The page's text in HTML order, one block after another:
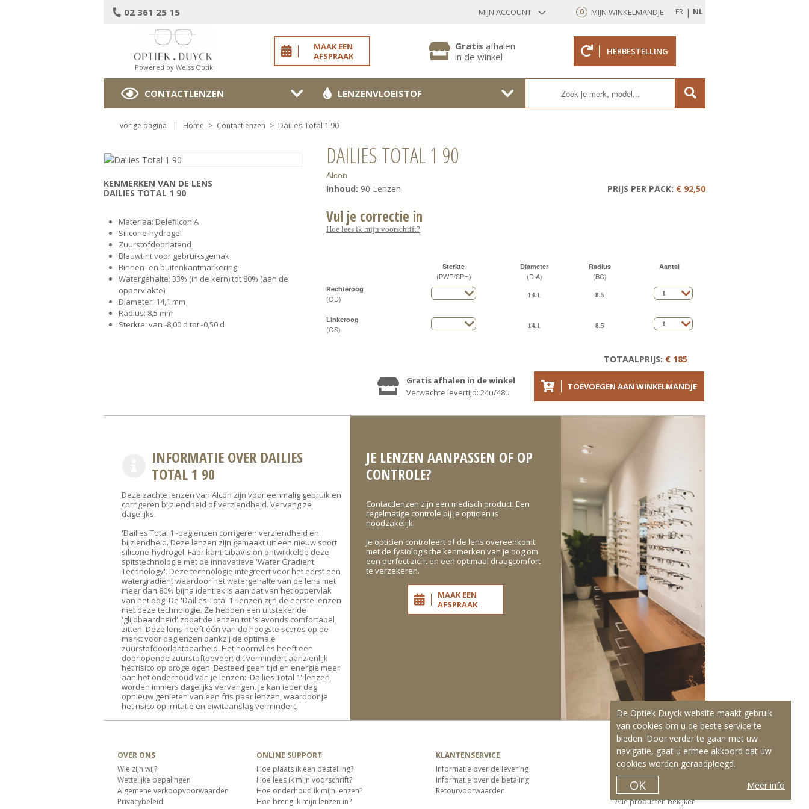
02 361 25 15 MIJN ACCOUNT
INLOGGEN BESTAANDE KLANT
wachtwoord
NIEUWE KLANT
0 MIJN WINKELMANDJE FR | NL
Powered by Weiss Optik
MAAK EEN
AFSPRAAK
Gratis afhalen
in de winkel
HERBESTELLING
CONTACTLENZEN LENZENVLOEISTOF
vorige pagina | Home > Contactlenzen > Dailies Total 1 90
DAILIES TOTAL 1 90
Alcon
Inhoud: 90 Lenzen PRIJS PER PACK: € 92,50
Vul je correctie in
Hoe lees ik mijn voorschrift?
Sterkte
(PWR/SPH)
Diameter
(DIA)
Radius
(BC)
Aantal
Rechteroog
(OD)
Linkeroog
(OS)
TOTAALPRIJS: € 185
TOEVOEGEN AAN WINKELMANDJE
Gratis afhalen in de winkel
Verwachte levertijd: 24u/48u
KENMERKEN VAN DE LENS
DAILIES TOTAL 1 90
Materiaa: Delefilcon A
Silicone-hydrogel
Zuurstofdoorlatend
Blauwtint voor gebruiksgemak
Binnen- en buitenkantmarkering
Watergehalte: 33% (in de kern) tot 80% (aan de
oppervlakte)
Diameter: 14,1 mm
Radius: 8,5 mm
Sterkte: van -8,00 d tot -0,50 d
INFORMATIE OVER DAILIES
TOTAL 1 90
Deze zachte lenzen van Alcon zijn voor eenmalig gebruik en
corrigeren bijziendheid of verziendheid. Vervang ze
dagelijks.
'Dailies Total 1'-daglenzen corrigeren verziendheid en
bijziendheid. Deze lenzen zijn gemaakt uit een nieuw soort
silicone-hydrogel. Fabrikant CibaVision ontwikkelde deze
spitstechnologie met de innovatieve 'Water Gradient
Technology'. Deze technologie integreert voor het eerst een
watergradiënt waardoor het watergehalte van de lens met
meer dan 80% bijna identiek is aan dat van het oppervlak
van het oog. De 'Dailies Total 1'-lenzen zijn de eerste lenzen
met deze technologie. Ze hebben een uitstekende
'glijdbaardheid' zodat de lenzen tot 's avonds comfortabel
zitten. Deze lens heeft één van de hoogste scores op de
markt voor daglenzen dankzij de optimale
zuurstofdoorlaatbaarheid. Het hoornvlies heeft een
doorlopende zuurstoftoevoer; dit vermindert aanzienlijk
het risico op droge ogen. Besteed geen tijd en energie meer
aan het onderhoud van je lenzen: 'Dailies Total 1'-lenzen
worden immers dagelijks vervangen. Je kan ieder dag
opnieuw genieten van een fris paar lenzen, waardoor je
het risico op irritatie en eiwitaanslag vermindert.
JE LENZEN AANPASSEN OF OP
CONTROLE?
Contactlenzen zijn een medisch product. Een
regelmatige controle bij je opticien is
noodzakelijk.
Je opticien controleert of de lens overeenkomt
met de fysiologische kenmerken van je oog om
een perfect zicht en een optimaal draagcomfort
te verzekeren.
MAAK EEN
AFSPRAAK
OVER ONS
Wie zijn wij?
Wettelijke bepalingen
Algemene verkoopvoorwaarden
Privacybeleid
ONLINE SUPPORT
Hoe plaats ik een bestelling?
Hoe lees ik mijn voorschrift?
Hoe onderhoud ik mijn lenzen?
Hoe breng ik mijn lenzen in?
KLANTENSERVICE
Informatie over de levering
Informatie over de betaling
Retourvoorwaarden
ONZE PRODUCTEN
Contactlenzen
Kleurlenzen
Lenzenvloeistof
Alle producten bekijken
De Optiek Duyck website maakt gebruik
van cookies om u de beste service te
bieden. Door verder te gaan met uw
navigatie, gaat u ermee akkoord dat uw
cookies worden geraadpleegd.
Meer info
OK